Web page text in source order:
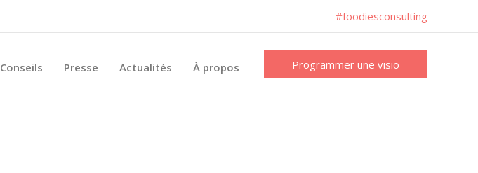
#foodiesconsulting
Conseils Presse Actualités À propos Programmer une visio